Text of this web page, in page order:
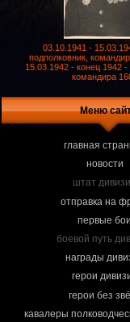
03.10.1941 -
подполковник,
15.03.1942 - конец 1942 -
командира
Меню
главная
новости
штат
отправка на
первые бои
боевой путь
награды
герои
герои без
кавалеры